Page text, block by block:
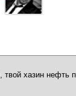
, твой хазин нефть